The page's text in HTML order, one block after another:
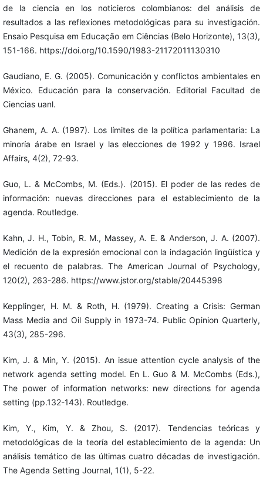
de la ciencia en los noticieros colombianos: del análisis de
resultados a las reflexiones metodológicas para su investigación.
Ensaio Pesquisa em Educação em Ciências (Belo Horizonte), 13(3),
151-166. https://doi.org/10.1590/1983-21172011130310
Gaudiano, E. G. (2005). Comunicación y conflictos ambientales en
México. Educación para la conservación. Editorial Facultad de
Ciencias uanl.
Ghanem, A. A. (1997). Los límites de la política parlamentaria: La
minoría árabe en Israel y las elecciones de 1992 y 1996. Israel
Affairs, 4(2), 72-93.
Guo, L. & McCombs, M. (Eds.). (2015). El poder de las redes de
información: nuevas direcciones para el establecimiento de la
agenda. Routledge.
Kahn, J. H., Tobin, R. M., Massey, A. E. & Anderson, J. A. (2007).
Medición de la expresión emocional con la indagación lingüística y
el recuento de palabras. The American Journal of Psychology,
120(2), 263-286. https://www.jstor.org/stable/20445398
Kepplinger, H. M. & Roth, H. (1979). Creating a Crisis: German
Mass Media and Oil Supply in 1973-74. Public Opinion Quarterly,
43(3), 285-296.
Kim, J. & Min, Y. (2015). An issue attention cycle analysis of the
network agenda setting model. En L. Guo & M. McCombs (Eds.),
The power of information networks: new directions for agenda
setting (pp.132-143). Routledge.
Kim, Y., Kim, Y. & Zhou, S. (2017). Tendencias teóricas y
metodológicas de la teoría del establecimiento de la agenda: Un
análisis temático de las últimas cuatro décadas de investigación.
The Agenda Setting Journal, 1(1), 5-22.